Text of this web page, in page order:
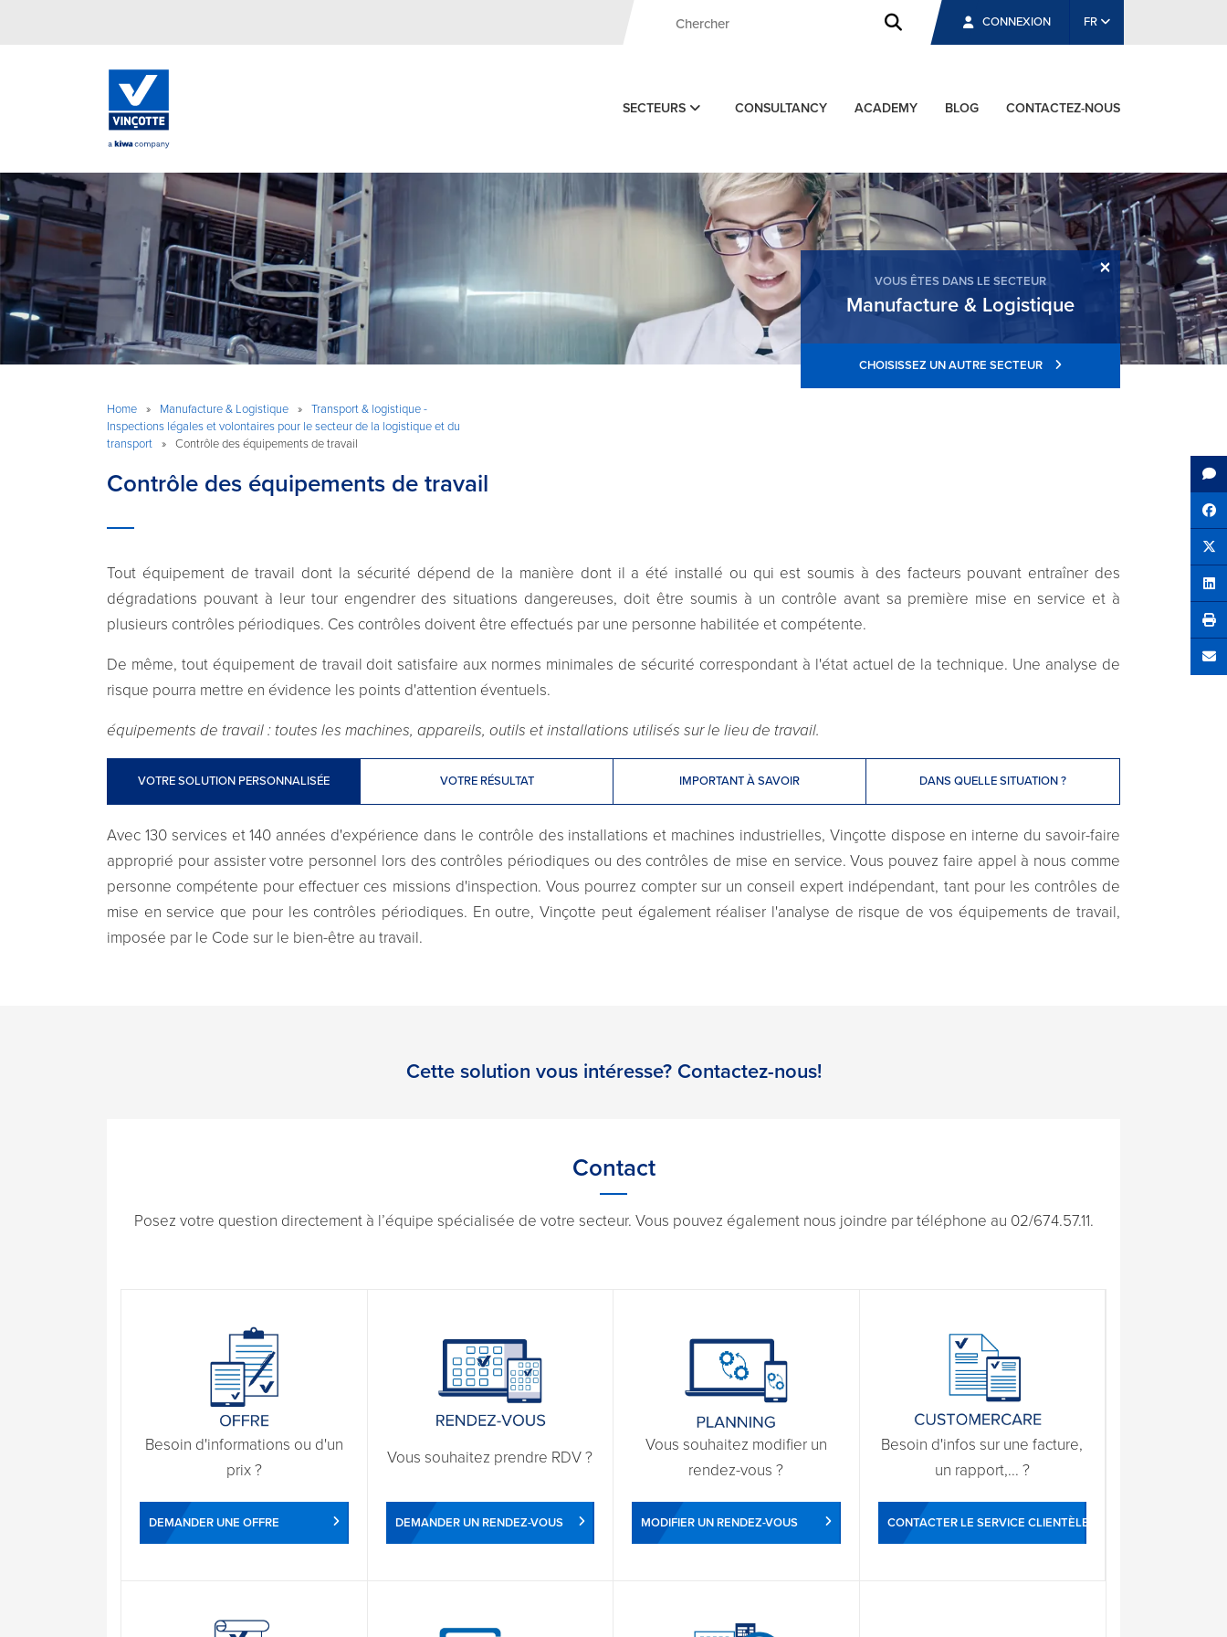
CONNEXION FR
SECTEURS CONSULTANCY ACADEMY BLOG CONTACTEZ-NOUS
×
VOUS ÊTES DANS LE SECTEUR
Manufacture & Logistique
CHOISISSEZ UN AUTRE SECTEUR
Home » Manufacture & Logistique »
Transport & logistique -
Inspections légales et volontaires pour le secteur de la logistique et du
transport
» Contrôle des équipements de travail
Contrôle des équipements de travail
Tout équipement de travail dont la sécurité dépend de la manière dont il a été installé ou qui est soumis à des facteurs pouvant entraîner des
dégradations pouvant à leur tour engendrer des situations dangereuses, doit être soumis à un contrôle avant sa première mise en service et à
plusieurs contrôles périodiques. Ces contrôles doivent être effectués par une personne habilitée et compétente.
De même, tout équipement de travail doit satisfaire aux normes minimales de sécurité correspondant à l'état actuel de la technique. Une analyse de
risque pourra mettre en évidence les points d'attention éventuels.
équipements de travail : toutes les machines, appareils, outils et installations utilisés sur le lieu de travail.
VOTRE SOLUTION PERSONNALISÉE VOTRE RÉSULTAT IMPORTANT À SAVOIR DANS QUELLE SITUATION ?
Avec 130 services et 140 années d'expérience dans le contrôle des installations et machines industrielles, Vinçotte dispose en interne du savoir-faire
approprié pour assister votre personnel lors des contrôles périodiques ou des contrôles de mise en service. Vous pouvez faire appel à nous comme
personne compétente pour effectuer ces missions d'inspection. Vous pourrez compter sur un conseil expert indépendant, tant pour les contrôles de
mise en service que pour les contrôles périodiques. En outre, Vinçotte peut également réaliser l'analyse de risque de vos équipements de travail,
imposée par le Code sur le bien-être au travail.
Cette solution vous intéresse? Contactez-nous!
Contact
Posez votre question directement à l’équipe spécialisée de votre secteur. Vous pouvez également nous joindre par téléphone au 02/674.57.11.
Besoin d'informations ou d'un
prix ?
DEMANDER UNE OFFRE
Vous souhaitez prendre RDV ?
DEMANDER UN RENDEZ-VOUS
Vous souhaitez modifier un
rendez-vous ?
MODIFIER UN RENDEZ-VOUS
Besoin d'infos sur une facture,
un rapport,... ?
CONTACTER LE SERVICE CLIENTÈLE